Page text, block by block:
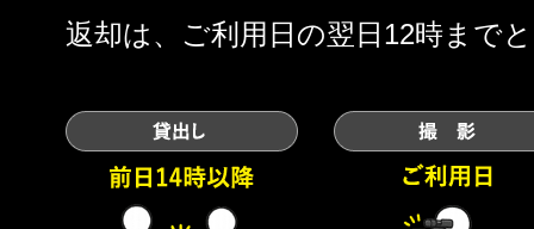
返却は、ご利用日の翌日12時まで